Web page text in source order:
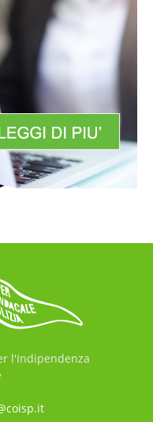
l'Indipendenza